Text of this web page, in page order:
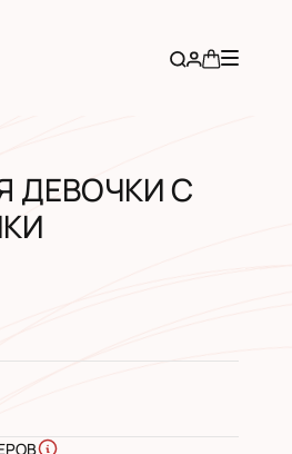
ДЕВОЧКИ С